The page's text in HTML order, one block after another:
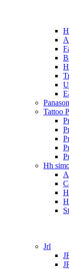
Tattoo
Hh
Jrl